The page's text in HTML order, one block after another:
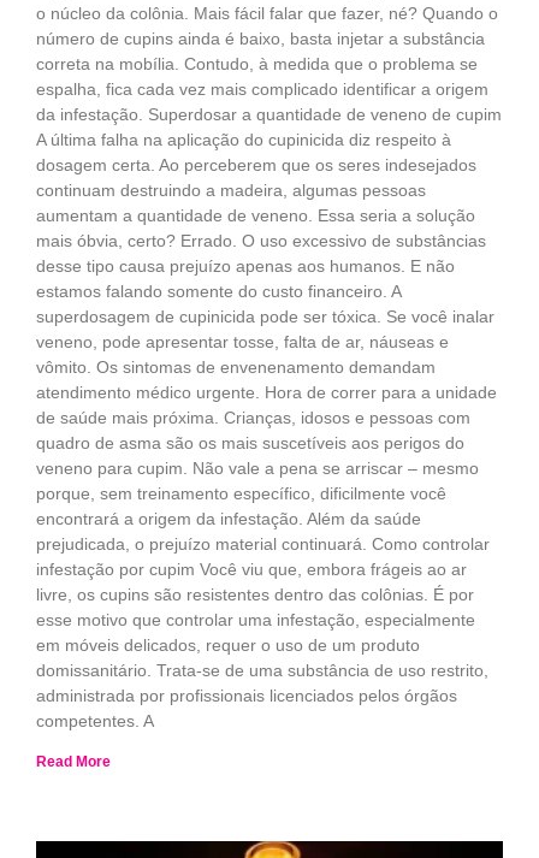
o núcleo da colônia. Mais fácil falar que fazer, né? Quando o
número de cupins ainda é baixo, basta injetar a substância
correta na mobília. Contudo, à medida que o problema se
espalha, fica cada vez mais complicado identificar a origem
da infestação. Superdosar a quantidade de veneno de cupim
A última falha na aplicação do cupinicida diz respeito à
dosagem certa. Ao perceberem que os seres indesejados
continuam destruindo a madeira, algumas pessoas
aumentam a quantidade de veneno. Essa seria a solução
mais óbvia, certo? Errado. O uso excessivo de substâncias
desse tipo causa prejuízo apenas aos humanos. E não
estamos falando somente do custo financeiro. A
superdosagem de cupinicida pode ser tóxica. Se você inalar
veneno, pode apresentar tosse, falta de ar, náuseas e
vômito. Os sintomas de envenenamento demandam
atendimento médico urgente. Hora de correr para a unidade
de saúde mais próxima. Crianças, idosos e pessoas com
quadro de asma são os mais suscetíveis aos perigos do
veneno para cupim. Não vale a pena se arriscar – mesmo
porque, sem treinamento específico, dificilmente você
encontrará a origem da infestação. Além da saúde
prejudicada, o prejuízo material continuará. Como controlar
infestação por cupim Você viu que, embora frágeis ao ar
livre, os cupins são resistentes dentro das colônias. É por
esse motivo que controlar uma infestação, especialmente
em móveis delicados, requer o uso de um produto
domissanitário. Trata-se de uma substância de uso restrito,
administrada por profissionais licenciados pelos órgãos
competentes. A
Read More